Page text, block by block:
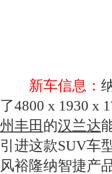
新车信息：
了4800 x 1930 x
州丰田 的汉兰达
引进这款SUV车
风裕隆纳智捷产